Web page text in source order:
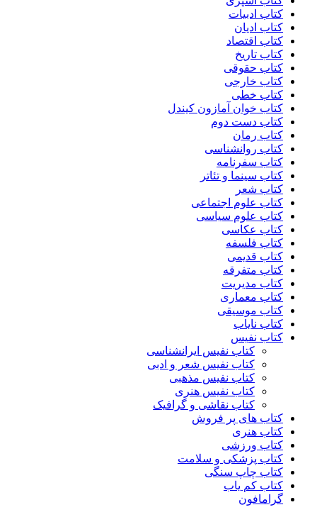
کتاب ادبیات
کتاب ادیان
کتاب اقتصاد
کتاب تاریخ
کتاب حقوقی
کتاب خارجی
کتاب خطی
کتاب خوان آمازون کیندل
کتاب دست دوم
کتاب رمان
کتاب روانشناسی
کتاب سفرنامه
کتاب سینما و تئاتر
کتاب شعر
کتاب علوم اجتماعی
کتاب علوم سیاسی
کتاب عکاسی
کتاب فلسفه
کتاب قدیمی
کتاب متفرقه
کتاب مدیریت
کتاب معماری
کتاب موسیقی
کتاب نایاب
کتاب نفیس
کتاب نفیس ایرانشناسی
کتاب نفیس شعر و ادبی
کتاب نفیس مذهبی
کتاب نفیس هنری
کتاب نقاشی و گرافیک
کتاب های پر فروش
کتاب هنری
کتاب ورزشی
کتاب پزشکی و سلامت
کتاب چاپ سنگی
کتاب کم یاب
گرامافون